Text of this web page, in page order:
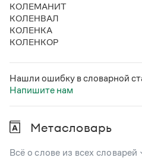
Издательство
Учебники и справочники
Все книги
КОЛЕМАНИТ
КОЛЕНВАЛ
КОЛЕНКА
КОЛЕНКОР
Нашли ошибку в словарной
Напишите нам
Метасловарь
Всё о слове из всех словарей